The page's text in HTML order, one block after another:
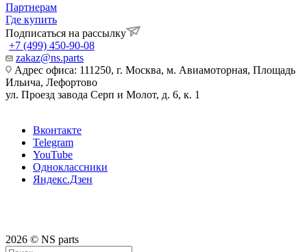
Партнерам
Где купить
Подписаться на рассылку
+7 (499) 450-90-08
zakaz@ns.parts
Адрес офиса: 111250, г. Москва, м. Авиамоторная, Площадь
Ильича, Лефортово
ул. Проезд завода Серп и Молот, д. 6, к. 1
Вконтакте
Telegram
YouTube
Одноклассники
Яндекс.Дзен
2026 © NS parts